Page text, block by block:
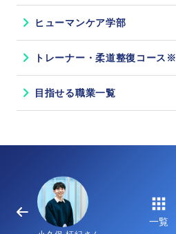
ヒューマンケア学部
トレーナー・柔道整復コース※
目指せる職業一覧
一覧